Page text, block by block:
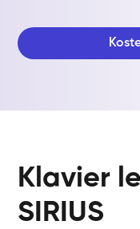
Klavier
SIRIUS